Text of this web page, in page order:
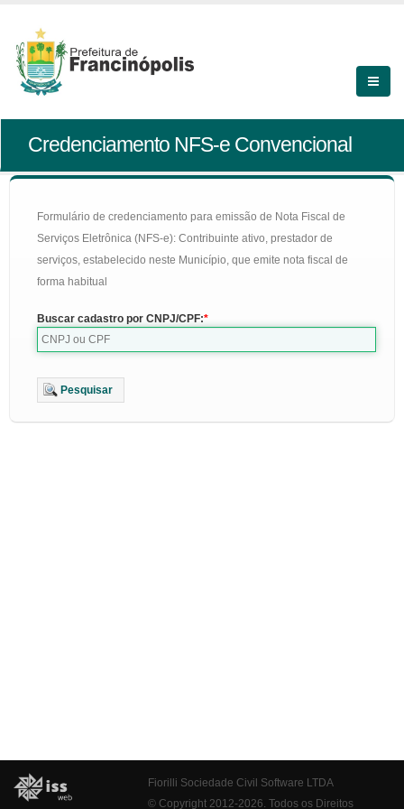
Credenciamento NFS-e Convencional
Formulário de credenciamento para emissão de Nota Fiscal de
Serviços Eletrônica (NFS-e): Contribuinte ativo, prestador de
serviços, estabelecido neste Município, que emite nota fiscal de
forma habitual
Buscar cadastro por CNPJ/CPF:
Pesquisar
Fiorilli Sociedade Civil Software LTDA
© Copyright 2012-2026. Todos os Direitos